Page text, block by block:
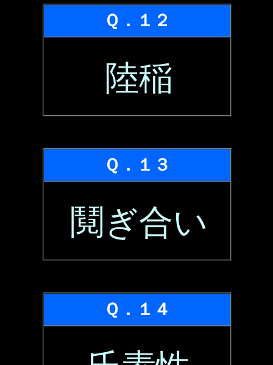
Ｑ．１２
陸稲
Ｑ．１３
鬩ぎ合い
Ｑ．１４